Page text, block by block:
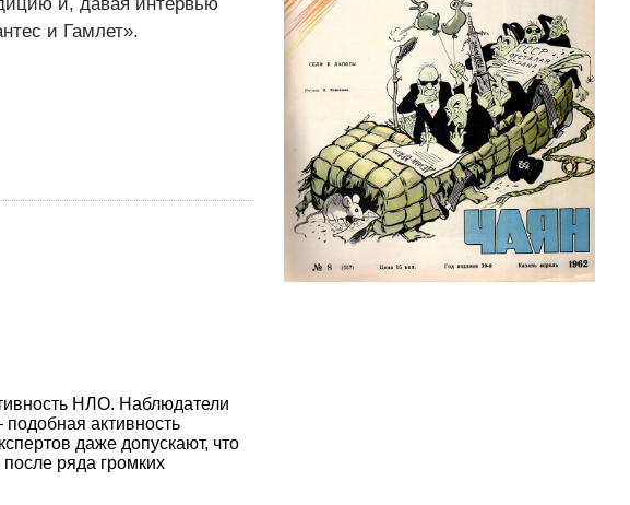
и Гамлет».
НЛО. Наблюдатели
активность
даже допускают, что
ряда громких